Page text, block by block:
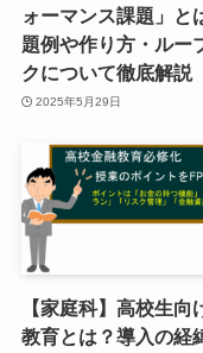
ォーマンス課題」と
題例や作り方・ルー
クについて徹底解説
2025年5月29日
【家庭科】高校生向
教育とは？導入の経